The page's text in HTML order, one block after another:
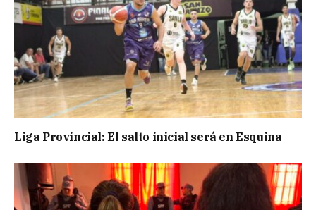
Liga Provincial: El salto inicial será en Esquina